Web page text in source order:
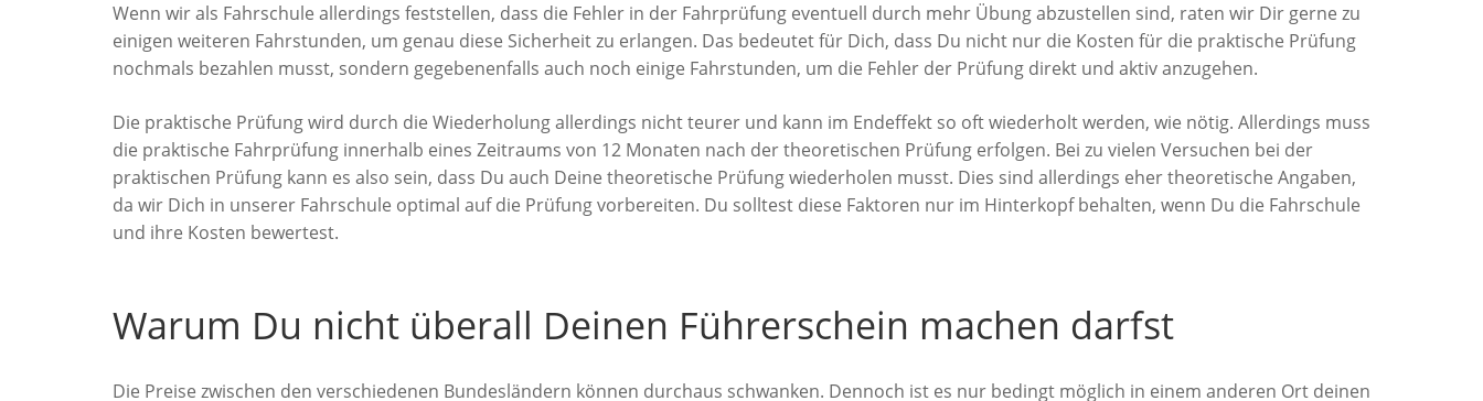
Wenn wir als Fahrschule allerdings feststellen, dass die Fehler in der Fahrprüfung eventuell durch mehr Übung abzustellen sind, raten wir Dir gerne zu
einigen weiteren Fahrstunden, um genau diese Sicherheit zu erlangen. Das bedeutet für Dich, dass Du nicht nur die Kosten für die praktische Prüfung
nochmals bezahlen musst, sondern gegebenenfalls auch noch einige Fahrstunden, um die Fehler der Prüfung direkt und aktiv anzugehen.
Die praktische Prüfung wird durch die Wiederholung allerdings nicht teurer und kann im Endeffekt so oft wiederholt werden, wie nötig. Allerdings muss
die praktische Fahrprüfung innerhalb eines Zeitraums von 12 Monaten nach der theoretischen Prüfung erfolgen. Bei zu vielen Versuchen bei der
praktischen Prüfung kann es also sein, dass Du auch Deine theoretische Prüfung wiederholen musst. Dies sind allerdings eher theoretische Angaben,
da wir Dich in unserer Fahrschule optimal auf die Prüfung vorbereiten. Du solltest diese Faktoren nur im Hinterkopf behalten, wenn Du die Fahrschule
und ihre Kosten bewertest.
Warum Du nicht überall Deinen Führerschein machen darfst
Die Preise zwischen den verschiedenen Bundesländern können durchaus schwanken. Dennoch ist es nur bedingt möglich in einem anderen Ort deinen